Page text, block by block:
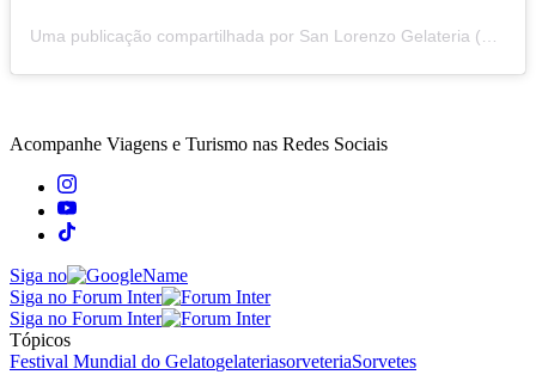
Acompanhe Viagens e Turismo nas Redes Sociais
Siga no
Siga no Forum Inter
Siga no Forum Inter
Tópicos
Festival Mundial do GelatogelateriasorveteriaSorvetes